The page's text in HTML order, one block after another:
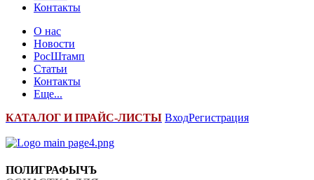
Контакты
О нас
Новости
РосШтамп
Статьи
Контакты
Еще...
КАТАЛОГ И ПРАЙС-ЛИСТЫ ВходРегистрация
ПОЛИГРАФЫЧЪ